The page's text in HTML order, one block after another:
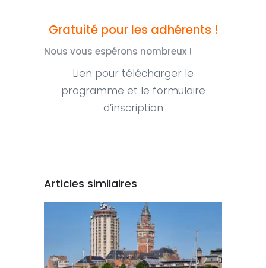
Gratuité pour les adhérents !
Nous vous espérons nombreux !
Lien pour télécharger le
programme et le formulaire
d’inscription
Articles similaires